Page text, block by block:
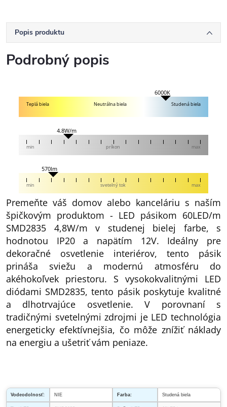
Popis produktu
Podrobný popis
6000K
Teplá biela Neutrálna biela Studená biela
4.8W/m
min príkon max
570lm
min svetelný tok max
Premeňte váš domov alebo kanceláriu s naším
špičkovým produktom - LED pásikom 60LED/m
SMD2835 4,8W/m v studenej bielej farbe, s
hodnotou IP20 a napätím 12V. Ideálny pre
dekoračné osvetlenie interiérov, tento pásik
prináša sviežu a modernú atmosféru do
akéhokoľvek priestoru. S vysokokvalitnými LED
diódami SMD2835, tento pásik poskytuje kvalitné
a dlhotrvajúce osvetlenie. V porovnaní s
tradičnými svetelnými zdrojmi je LED technológia
energeticky efektívnejšia, čo môže znížiť náklady
na energiu a ušetriť vám peniaze.
Vodeodolnosť: NIE Farba: Studená biela